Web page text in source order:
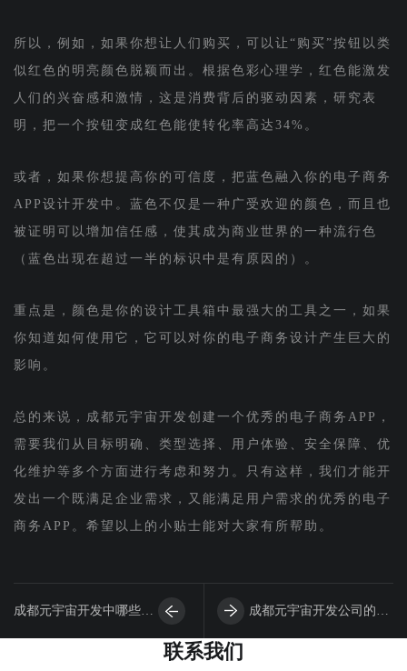
所以，例如，如果你想让人们购买，可以让“购买”按钮以类
似红色的明亮颜色脱颖而出。根据色彩心理学，红色能激发
人们的兴奋感和激情，这是消费背后的驱动因素，研究表
明，把一个按钮变成红色能使转化率高达34%。
或者，如果你想提高你的可信度，把蓝色融入你的电子商务
APP设计开发中。蓝色不仅是一种广受欢迎的颜色，而且也
被证明可以增加信任感，使其成为商业世界的一种流行色
（蓝色出现在超过一半的标识中是有原因的）。
重点是，颜色是你的设计工具箱中最强大的工具之一，如果
你知道如何使用它，它可以对你的电子商务设计产生巨大的
影响。
总的来说，成都元宇宙开发创建一个优秀的电子商务APP，
需要我们从目标明确、类型选择、用户体验、安全保障、优
化维护等多个方面进行考虑和努力。只有这样，我们才能开
发出一个既满足企业需求，又能满足用户需求的优秀的电子
商务APP。希望以上的小贴士能对大家有所帮助。
成都元宇宙开发中哪些是 成都元宇宙开发公司的增
联系我们